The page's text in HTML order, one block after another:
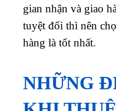
gian nhận và giao
tuyệt đối thì nên
hàng là tốt nhất.
NHỮNG